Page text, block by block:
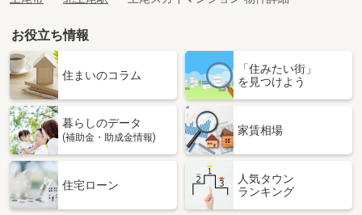
お役立ち情報
住まいのコラム
「住みたい街」
を見つけよう
暮らしのデータ
(補助金・助成金情報)
家賃相場
住宅ローン
人気タウン
ランキング